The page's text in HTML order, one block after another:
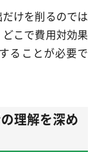
けを削るのでは
こで費用対効果
ることが必要で
理解を深め